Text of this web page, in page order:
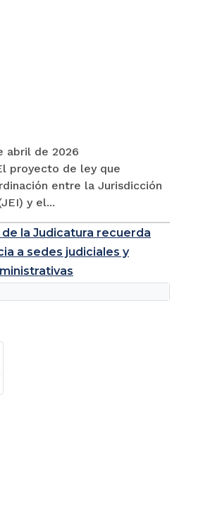
abril de 2026
proyecto de ley que
entre la Jurisdicción
y el...
la Judicatura recuerda
a sedes judiciales y